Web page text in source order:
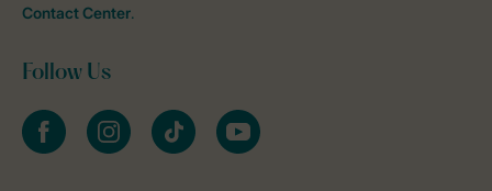
Contact Center.
Follow Us
facebookinstagramtiktok youtube